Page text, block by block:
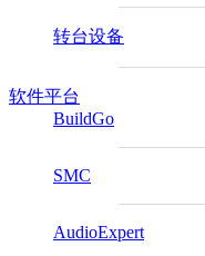
转台设备
软件平台
BuildGo
SMC
AudioExpert